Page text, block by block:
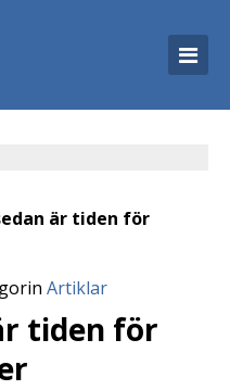
är tiden för
Artiklar
tiden för